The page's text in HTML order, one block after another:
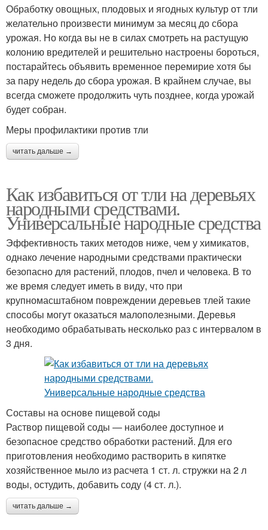
Обработку овощных, плодовых и ягодных культур от тли
желательно произвести минимум за месяц до сбора
урожая. Но когда вы не в силах смотреть на растущую
колонию вредителей и решительно настроены бороться,
постарайтесь объявить временное перемирие хотя бы
за пару недель до сбора урожая. В крайнем случае, вы
всегда сможете продолжить чуть позднее, когда урожай
будет собран.
Меры профилактики против тли
читать дальше →
Как избавиться от тли на деревьях
народными средствами.
Универсальные народные средства
Эффективность таких методов ниже, чем у химикатов,
однако лечение народными средствами практически
безопасно для растений, плодов, пчел и человека. В то
же время следует иметь в виду, что при
крупномасштабном повреждении деревьев тлей такие
способы могут оказаться малополезными. Деревья
необходимо обрабатывать несколько раз с интервалом в
3 дня.
Составы на основе пищевой соды
Раствор пищевой соды — наиболее доступное и
безопасное средство обработки растений. Для его
приготовления необходимо растворить в кипятке
хозяйственное мыло из расчета 1 ст. л. стружки на 2 л
воды, остудить, добавить соду (4 ст. л.).
читать дальше →